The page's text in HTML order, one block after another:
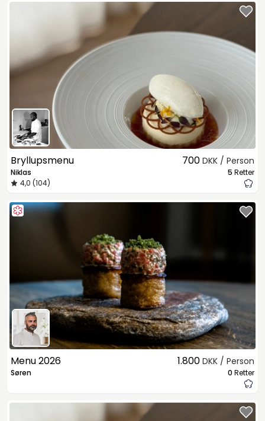
Bryllupsmenu
Niklas
4,0 (104)
700 DKK / Person
5 Retter
Menu 2026
Søren
1.800 DKK / Person
0 Retter